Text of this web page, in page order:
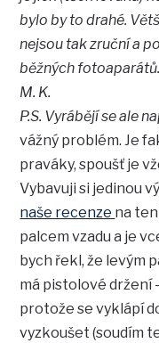
bylo by to drahé.
nejsou tak zruční a
běžných fotoaparátů.
M. K.
P.S. Vyrábějí se ale
vážný problém. Je
praváky, spoušť je
Vybavuji si jedinou
naše recenze na
palcem vzadu a je
bych řekl, že levým
má pistolové držení
protože se vyklápí
vyzkoušet (soudím